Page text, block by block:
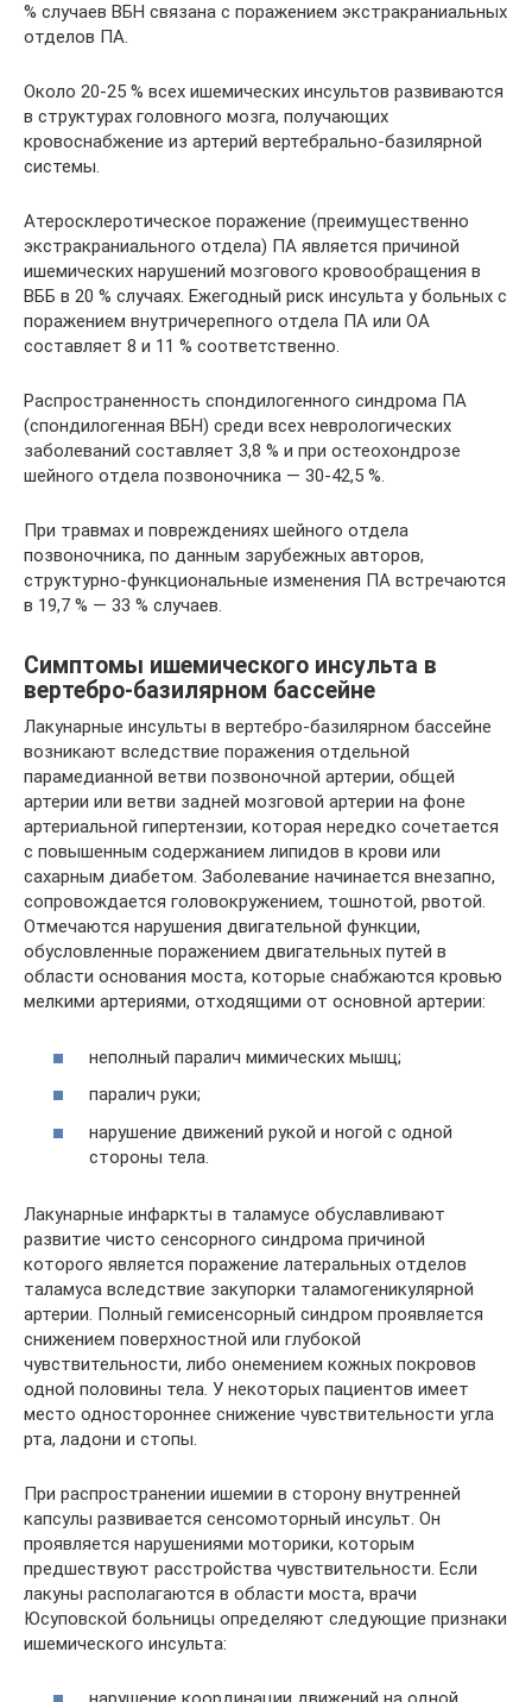
% случаев ВБН связана с поражением экстракраниальных
отделов ПА.
Около 20-25 % всех ишемических инсультов развиваются
в структурах головного мозга, получающих
кровоснабжение из артерий вертебрально-базилярной
системы.
Атеросклеротическое поражение (преимущественно
экстракраниального отдела) ПА является причиной
ишемических нарушений мозгового кровообращения в
ВББ в 20 % случаях. Ежегодный риск инсульта у больных с
по­ражением внутричерепного отдела ПА или ОА
составляет 8 и 11 % соответственно.
Распространенность спондилогенного синдрома ПА
(спондилогенная ВБН) среди всех неврологических
заболеваний составляет 3,8 % и при остеохондрозе
шейного отдела позвоночника — 30-42,5 %.
При травмах и повреждениях шейного отдела
позвоночника, по данным зарубежных авторов,
структурно-функциональные изменения ПА встречаются
в 19,7 % — 33 % случаев.
Симптомы ишемического инсульта в
вертебро-базилярном бассейне
Лакунарные инсульты в вертебро-базилярном бассейне
возникают вследствие поражения отдельной
парамедианной ветви позвоночной артерии, общей
артерии или ветви задней мозговой артерии на фоне
артериальной гипертензии, которая нередко сочетается
с повышенным содержанием липидов в крови или
сахарным диабетом. Заболевание начинается внезапно,
сопровождается головокружением, тошнотой, рвотой.
Отмечаются нарушения двигательной функции,
обусловленные поражением двигательных путей в
области основания моста, которые снабжаются кровью
мелкими артериями, отходящими от основной артерии:
неполный паралич мимических мышц;
паралич руки;
нарушение движений рукой и ногой с одной
стороны тела.
Лакунарные инфаркты в таламусе обуславливают
развитие чисто сенсорного синдрома причиной
которого является поражение латеральных отделов
таламуса вследствие закупорки таламогеникулярной
артерии. Полный гемисенсорный синдром проявляется
снижением поверхностной или глубокой
чувствительности, либо онемением кожных покровов
одной половины тела. У некоторых пациентов имеет
место одностороннее снижение чувствительности угла
рта, ладони и стопы.
При распространении ишемии в сторону внутренней
капсулы развивается сенсомоторный инсульт. Он
проявляется нарушениями моторики, которым
предшествуют расстройства чувствительности. Если
лакуны располагаются в области моста, врачи
Юсуповской больницы определяют следующие признаки
ишемического инсульта: